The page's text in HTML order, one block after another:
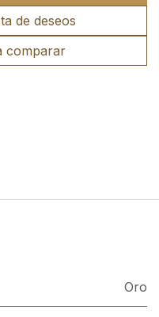
comparar
de deseos
Oro